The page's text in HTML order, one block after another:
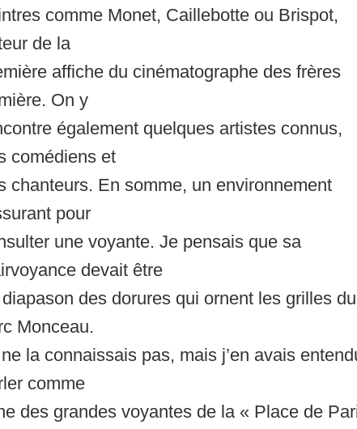
comme Monet, Caillebotte ou Brispot,
de la
affiche du cinématographe des frères
On y
également quelques artistes connus,
comédiens et
chanteurs. En somme, un environnement
pour
une voyante. Je pensais que sa
devait être
des dorures qui ornent les grilles du
Monceau.
la connaissais pas, mais j’en avais
comme
des grandes voyantes de la « Place de